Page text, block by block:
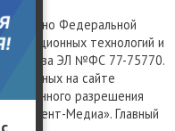
Федеральной
технологий и
ЭЛ №ФС 77-75770.
на сайте
разрешения
Медиа». Главный